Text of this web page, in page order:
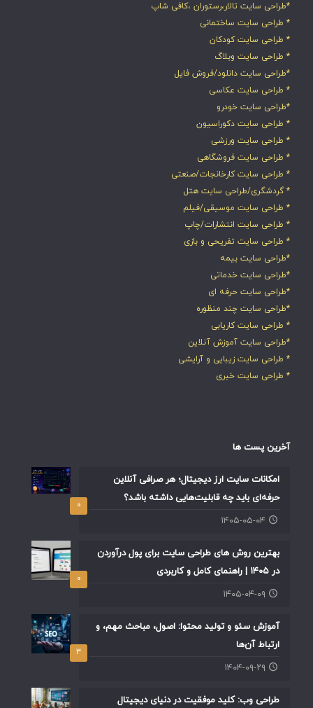
*طراحی سایت تالار،رستوران ،کافی شاپ
* طراحی سایت ساختمانی
* طراحی سایت کودکان
* طراحی سایت وبلاگ
*طراحی سایت دانلود/فروش فایل
* طراحی سایت عکاسی
*طراحی سایت خودرو
* طراحی سایت دکوراسیون
* طراحی سایت ورزشی
* طراحی سایت فروشگاهی
* طراحی سایت کارخانجات/صنعتی
* گردشگری/طراحی سایت هتل
* طراحی سایت موسیقی/فیلم
* طراحی سایت انتشارات/چاپ
* طراحی سایت تفریحی و بازی
*طراحی سایت بیمه
*طراحی سایت خدماتی
*طراحی سایت حرفه ای
*طراحی سایت چند منظوره
* طراحی سایت کاریابی
*طراحی سایت آموزش آنلاین
* طراحی سایت زیبایی و آرایشی
* طراحی سایت خبری
آخرین پست ها
۰
امکانات سایت ارز دیجیتال؛ هر صرافی آنلاین
حرفه‌ای باید چه قابلیت‌هایی داشته باشد؟
۱۴۰۵-۰۵-۰۴
۰
بهترین روش های طراحی سایت برای پول درآوردن
در ۱۴۰۵ | راهنمای کامل و کاربردی
۱۴۰۵-۰۴-۰۹
۳
آموزش سئو و تولید محتوا: اصول، مباحث مهم، و
ارتباط آن‌ها
۱۴۰۴-۰۹-۲۹
طراحی وب: کلید موفقیت در دنیای دیجیتال